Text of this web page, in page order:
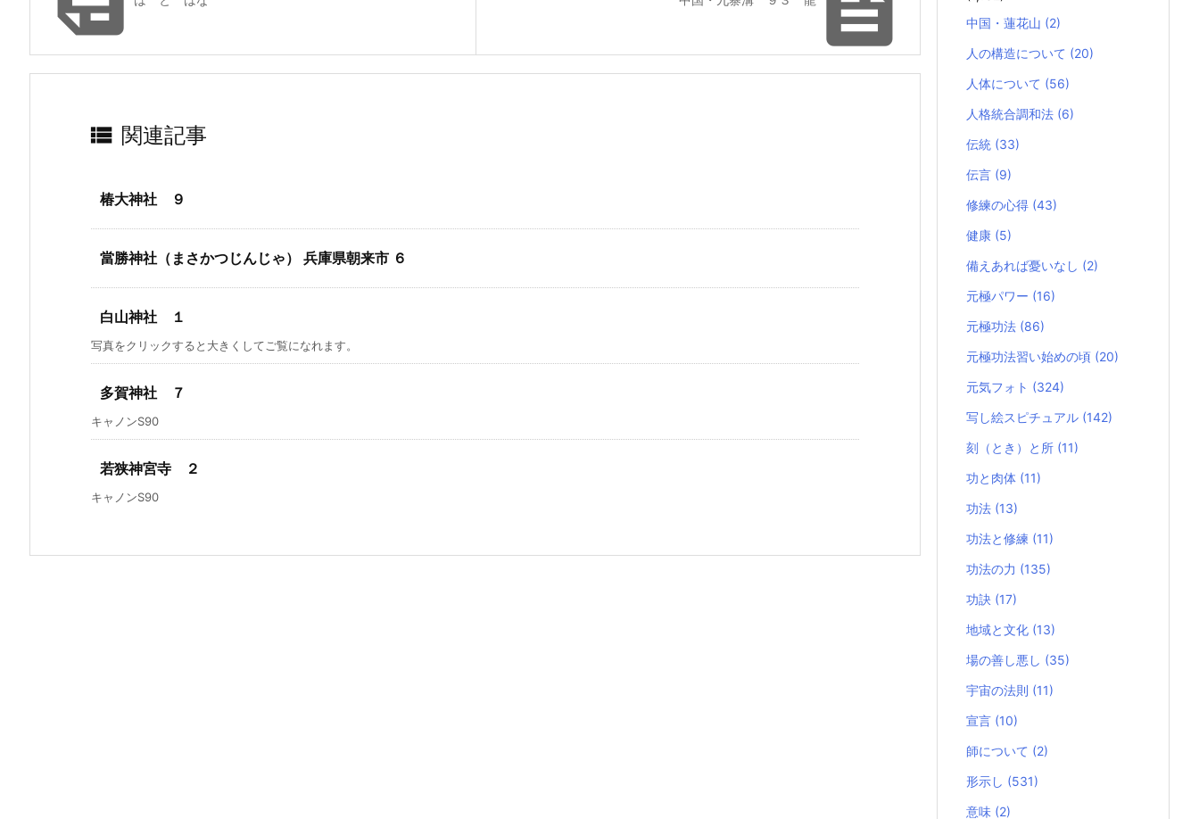
 関連記事
椿大神社 ９
當勝神社（まさかつじんじゃ） 兵庫県朝来市 ６
白山神社 １
写真をクリックすると大きくしてご覧になれます。
多賀神社 ７
キャノンS90
若狭神宮寺 ２
キャノンS90
中国・蓮花山 (2)
人の構造について (20)
人体について (56)
人格統合調和法 (6)
伝統 (33)
伝言 (9)
修練の心得 (43)
健康 (5)
備えあれば憂いなし (2)
元極パワー (16)
元極功法 (86)
元極功法習い始めの頃 (20)
元気フォト (324)
写し絵スピチュアル (142)
刻（とき）と所 (11)
功と肉体 (11)
功法 (13)
功法と修練 (11)
功法の力 (135)
功訣 (17)
地域と文化 (13)
場の善し悪し (35)
宇宙の法則 (11)
宣言 (10)
師について (2)
形示し (531)
意味 (2)